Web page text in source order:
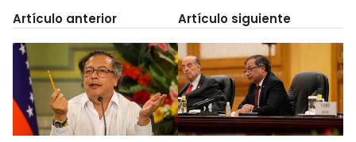
Artículo anterior Artículo siguiente